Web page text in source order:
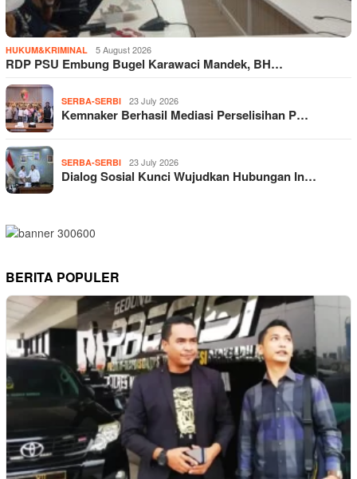
HUKUM&KRIMINAL 5 August 2026
RDP PSU Embung Bugel Karawaci Mandek, BH…
SERBA-SERBI 23 July 2026
Kemnaker Berhasil Mediasi Perselisihan P…
SERBA-SERBI 23 July 2026
Dialog Sosial Kunci Wujudkan Hubungan In…
BERITA POPULER